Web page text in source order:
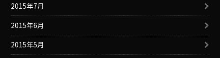
2015年7月
2015年6月
2015年5月